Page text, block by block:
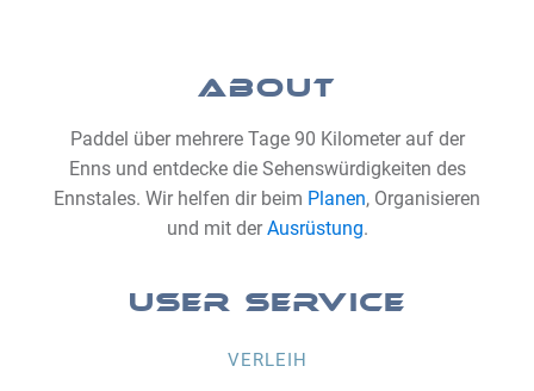
ABOUT
Paddel über mehrere Tage 90 Kilometer auf der
Enns und entdecke die Sehenswürdigkeiten des
Ennstales. Wir helfen dir beim Planen, Organisieren
und mit derAusrüstung.
USER SERVICE
VERLEIH